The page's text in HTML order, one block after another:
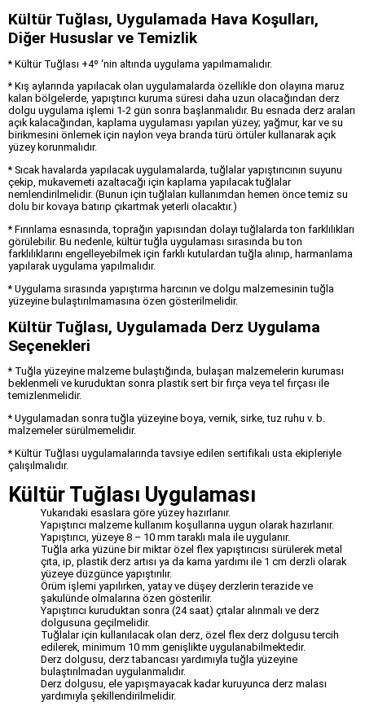
Kültür Tuğlası, Uygulamada Hava Koşulları,
Diğer Hususlar ve Temizlik
* Kültür Tuğlası +4º ‘nin altında uygulama yapılmamalıdır.
* Kış aylarında yapılacak olan uygulamalarda özellikle don olayına maruz
kalan bölgelerde, yapıştırıcı kuruma süresi daha uzun olacağından derz
dolgu uygulama işlemi 1-2 gün sonra başlanmalıdır. Bu esnada derz araları
açık kalacağından, kaplama uygulaması yapılan yüzey; yağmur, kar ve su
birikmesini önlemek için naylon veya branda türü örtüler kullanarak açık
yüzey korunmalıdır.
* Sıcak havalarda yapılacak uygulamalarda, tuğlalar yapıştırıcının suyunu
çekip, mukavemeti azaltacağı için kaplama yapılacak tuğlalar
nemlendirilmelidir. (Bunun için tuğlaları kullanımdan hemen önce temiz su
dolu bir kovaya batırıp çıkartmak yeterli olacaktır.)
* Fırınlama esnasında, toprağın yapısından dolayı tuğlalarda ton farklılıkları
görülebilir. Bu nedenle, kültür tuğla uygulaması sırasında bu ton
farklılıklarını engelleyebilmek için farklı kutulardan tuğla alınıp, harmanlama
yapılarak uygulama yapılmalıdır.
* Uygulama sırasında yapıştırma harcının ve dolgu malzemesinin tuğla
yüzeyine bulaştırılmamasına özen gösterilmelidir.
Kültür Tuğlası, Uygulamada Derz Uygulama
Seçenekleri
* Tuğla yüzeyine malzeme bulaştığında, bulaşan malzemelerin kuruması
beklenmeli ve kuruduktan sonra plastik sert bir fırça veya tel fırçası ile
temizlenmelidir.
* Uygulamadan sonra tuğla yüzeyine boya, vernik, sirke, tuz ruhu v. b.
malzemeler sürülmemelidir.
* Kültür Tuğlası uygulamalarında tavsiye edilen sertifikalı usta ekipleriyle
çalışılmalıdır.
Kültür Tuğlası Uygulaması
Yukarıdaki esaslara göre yüzey hazırlanır.
Yapıştırıcı malzeme kullanım koşullarına uygun olarak hazırlanır.
Yapıştırıcı, yüzeye 8 – 10 mm taraklı mala ile uygulanır.
Tuğla arka yüzüne bir miktar özel flex yapıştırıcısı sürülerek metal
çıta, ip, plastik derz artısı ya da kama yardımı ile 1 cm derzli olarak
yüzeye düzgünce yapıştırılır.
Örüm işlemi yapılırken, yatay ve düşey derzlerin terazide ve
şakulünde olmalarına özen gösterilir.
Yapıştırıcı kuruduktan sonra (24 saat) çıtalar alınmalı ve derz
dolgusuna geçilmelidir.
Tuğlalar için kullanılacak olan derz, özel flex derz dolgusu tercih
edilerek, minimum 10 mm genişlikte uygulanabilmektedir.
Derz dolgusu, derz tabancası yardımıyla tuğla yüzeyine
bulaştırılmadan uygulanmalıdır.
Derz dolgusu, ele yapışmayacak kadar kuruyunca derz malası
yardımıyla şekillendirilmelidir.